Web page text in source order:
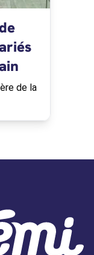
de la